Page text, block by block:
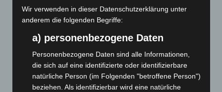
Celle: Mensch stirbt bei Bagger-Unfall auf Baustelle
5. August 2026
Gasleitung bei McDonald’s-Umbau in Langenhagen
beschädigt
5. August 2026
Wir verwenden in dieser Datenschutzerklärung unter
anderem die folgenden Begriffe:
a) personenbezogene Daten
Personenbezogene Daten sind alle Informationen,
die sich auf eine identifizierte oder identifizierbare
natürliche Person (im Folgenden "betroffene Person")
beziehen. Als identifizierbar wird eine natürliche